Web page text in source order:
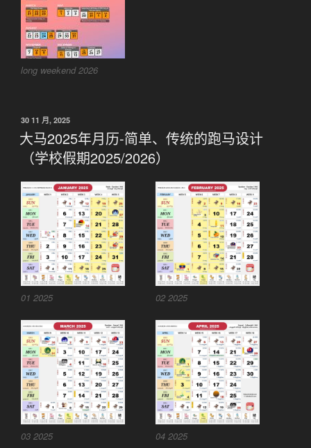
long weekend 2026
发
布
于
30 11 月, 2025
大马2025年月历-简单、传统的跑马设计
（学校假期2025/2026）
01 2025 02 2025
03 2025 04 2025